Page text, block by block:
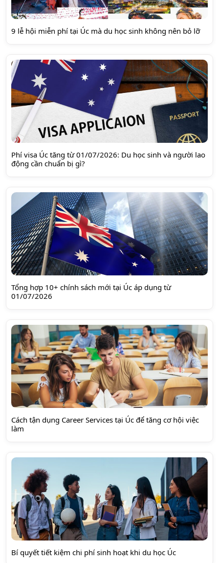
9 lễ hội miễn phí tại Úc mà du học sinh không nên bỏ lỡ
Phí visa Úc tăng từ 01/07/2026: Du học sinh và người lao
động cần chuẩn bị gì?
Tổng hợp 10+ chính sách mới tại Úc áp dụng từ
01/07/2026
Cách tận dụng Career Services tại Úc để tăng cơ hội việc
làm
Bí quyết tiết kiệm chi phí sinh hoạt khi du học Úc